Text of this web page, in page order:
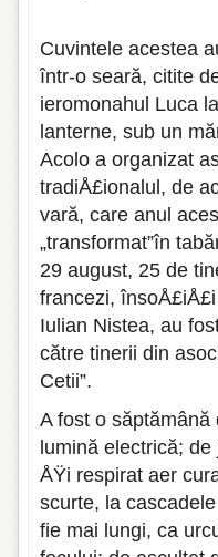
Cuvintele acestea
într-o seară, citite
ieromonahul Luca
lanterne, sub un
Acolo a organizat
tradiÅ£ionalul, de
vară, care anul
„transformat”în
29 august, 25 de
francezi,
Iulian Nistea, au
către tinerii din
Cetii”.
A fost o
lumină electrică;
ÅŸi respirat aer
scurte, la
fie mai lungi, ca